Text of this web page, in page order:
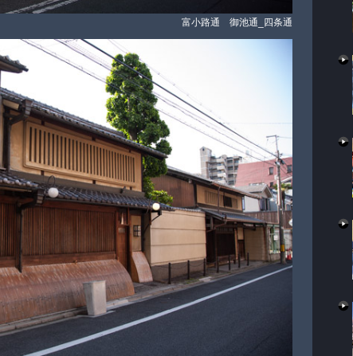
富小路通 御池通_四条通